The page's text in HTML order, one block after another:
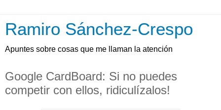
Ramiro Sánchez-Crespo
Apuntes sobre cosas que me llaman la atención
Google CardBoard: Si no puedes
competir con ellos, ridiculízalos!